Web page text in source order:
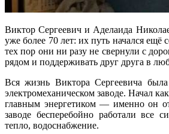
Виктор Сергеевич и Аделаида
уже более 70 лет: их путь начался ещё
тех пор они ни разу не свернули с
рядом и поддерживать друг друга в
Вся жизнь Виктора Сергеевича
электромеханическом заводе. Начал
главным энергетиком — именно он
заводе бесперебойно работали все
тепло, водоснабжение.